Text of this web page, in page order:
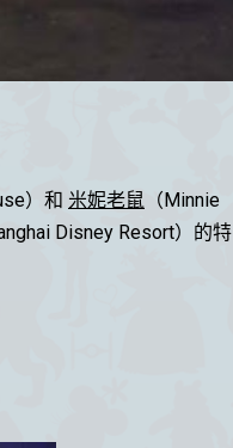
） 和 米妮老鼠
（Minnie
Disney Resort）的特